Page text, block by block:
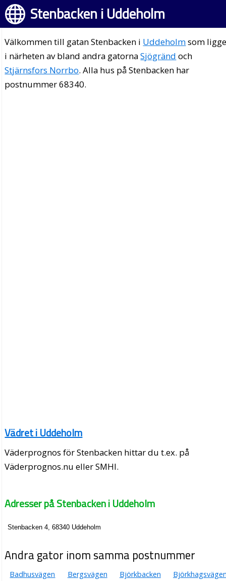
Stenbacken i Uddeholm
Välkommen till gatan Stenbacken i Uddeholmsom
i närheten av bland andra gatornaSjögränd och
Stjärnsfors Norrbo. Alla hus på Stenbacken har
postnummer 68340.
Vädret i Uddeholm
Väderprognos för Stenbacken hittar du t.ex. på
Väderprognos.nu eller SMHI.
Adresser på Stenbacken i Uddeholm
Stenbacken 4, 68340 Uddeholm
Andra gator inom samma postnummer
Badhusvägen Bergsvägen Björkbacken